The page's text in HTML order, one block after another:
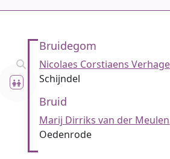
Bruidegom
Nicolaes Corstiaens
Schijndel
Bruid
Marij Dirriks van der Meulen
Oedenrode